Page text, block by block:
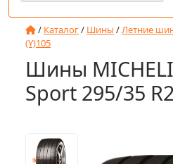
/ Каталог/ Шины /Летние
(Y)105
Шины
Sport 295/35